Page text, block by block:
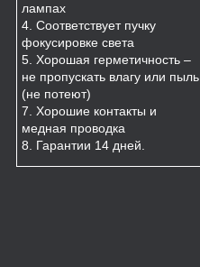
лампах
4. Соответствует пучку
фокусировке света
5. Хорошая герметичность –
не пропускать влагу или пыль
(не потеют)
7. Хорошие контакты и
медная проводка
8. Гарантии 14 дней.